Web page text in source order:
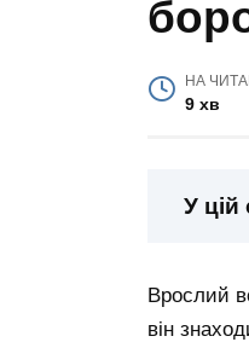
НА
9 хв
У цій
Врослий
він